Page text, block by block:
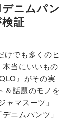
ニムパン
証
けでも多くのヒ
当にいいもの
』がその実
＆話題のモノを
マスーツ」
ニムパンツ」